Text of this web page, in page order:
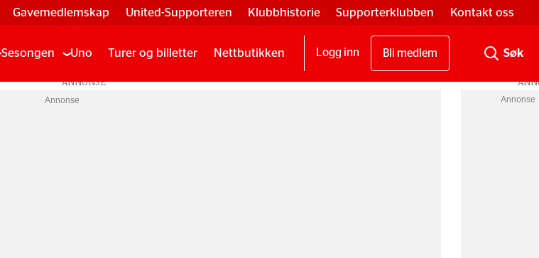
Gavemedlemskap United-Supporteren Klubbhistorie Supporterklubben Kontakt oss
Sesongen Uno Turer og billetter Nettbutikken Logg inn Bli medlem
Annonse Annonse